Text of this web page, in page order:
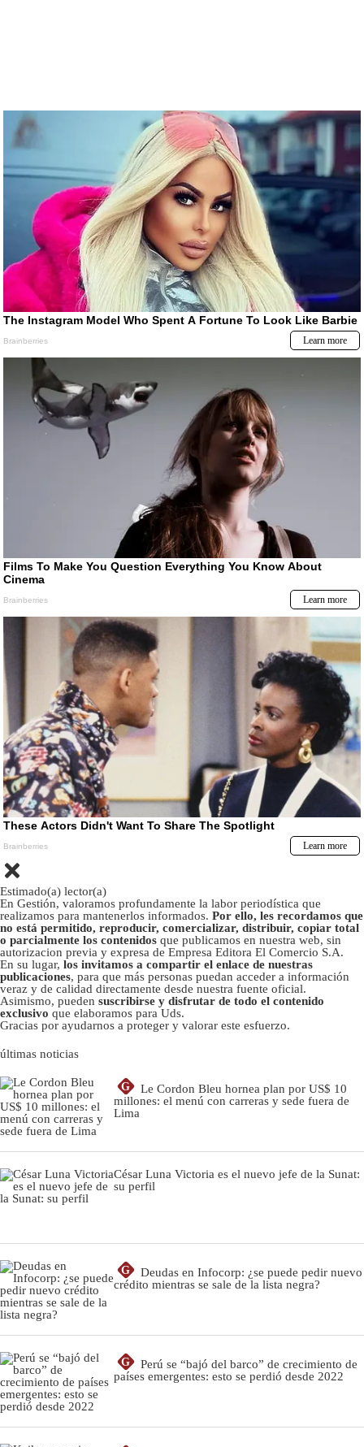
Estimado(a) lector(a)
En Gestión, valoramos profundamente la labor periodística que
realizamos para mantenerlos informados. Por ello, les recordamos que
no está permitido, reproducir, comercializar, distribuir, copiar total
o parcialmente los contenidos que publicamos en nuestra web, sin
autorizacion previa y expresa de Empresa Editora El Comercio S.A.
En su lugar, los invitamos a compartir el enlace de nuestras
publicaciones, para que más personas puedan acceder a información
veraz y de calidad directamente desde nuestra fuente oficial.
Asimismo, pueden suscribirse y disfrutar de todo el contenido
exclusivo que elaboramos para Uds.
Gracias por ayudarnos a proteger y valorar este esfuerzo.
últimas noticias
G
Le Cordon Bleu hornea plan por US$ 10
millones: el menú con carreras y sede fuera de
Lima
César Luna Victoria es el nuevo jefe de la Sunat:
su perfil
G
Deudas en Infocorp: ¿se puede pedir nuevo
crédito mientras se sale de la lista negra?
G
Perú se “bajó del barco” de crecimiento de
países emergentes: esto se perdió desde 2022